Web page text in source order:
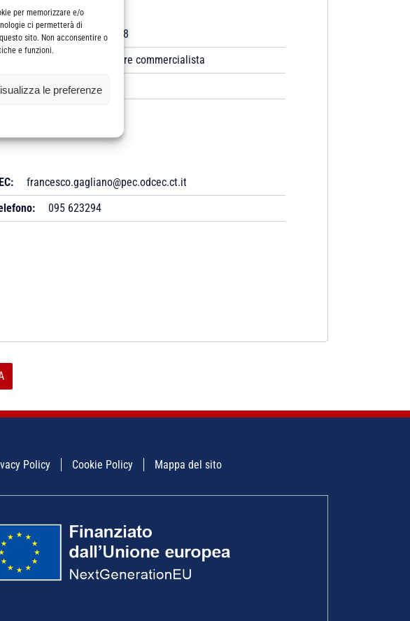
per memorizzare e/o
ci permetterà di
sito. Non acconsentire o
e funzioni.
le preferenze
Anzianità:
22/01/1988
dottore commercialista
Legale:
Si
francesco.gagliano@pec.odcec.ct.it
095 623294
Policy Cookie Policy Mappa del sito